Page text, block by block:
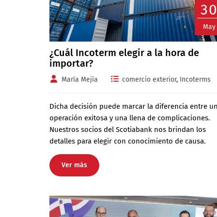
May
¿Cuál Incoterm elegir a la hora de
importar?
María Mejía comercio exterior, Incoterms
Dicha decisión puede marcar la diferencia entre
operación exitosa y una llena de complicaciones.
Nuestros socios del Scotiabank nos brindan los
detalles para elegir con conocimiento de causa.
Ver más